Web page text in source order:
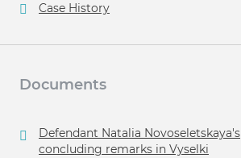
Case History
Documents
Defendant Natalia Novoseletskaya's
concluding remarks in Vyselki